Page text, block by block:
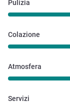
Pulizia
Colazione
Atmosfera
Servizi